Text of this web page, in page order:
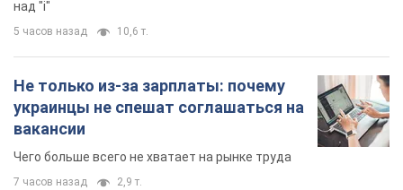
над "i"
5 часов назад 10,6 т.
Не только из-за зарплаты: почему
украинцы не спешат соглашаться на
вакансии
Чего больше всего не хватает на рынке труда
7 часов назад 2,9 т.